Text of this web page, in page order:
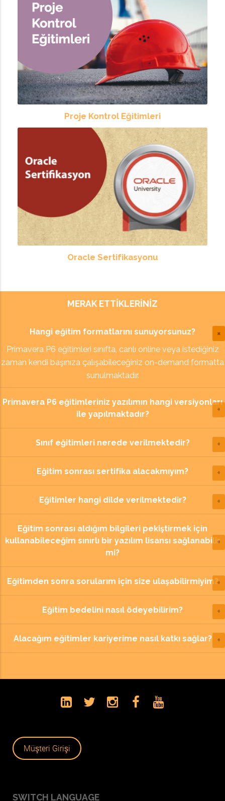
Proje Kontrol Eğitimleri
Oracle Sertifikasyonu
MERAK ETTIKLERINIZ
Hangi eğitim formatlarını sunuyorsunuz?
Primavera P6 eğitimleri sınıfta, canlı online veya istediğiniz
zaman kendi başınıza çalışabileceğiniz on-demand formatta
sunulmaktadır.
Primavera P6 eğitimleriniz yazılımın hangi versiyonları
ile yapılmaktadır?
Sınıf eğitimleri nerede verilmektedir?
Eğitim sonrası sertifika alacakmıyım?
Eğitimler hangi dilde verilmektedir?
Eğitim sonrası aldığım bilgileri pekiştirmek için
kullanabileceğim sınırlı bir yazılım lisansı sağlanabilir
mi?
Eğitimden sonra sorularım için size ulaşabilirmiyim?
Eğitim bedelini nasıl ödeyebilirim?
Alacağım eğitimler kariyerime nasıl katkı sağlar?
Müşteri Girişi
SWITCH LANGUAGE